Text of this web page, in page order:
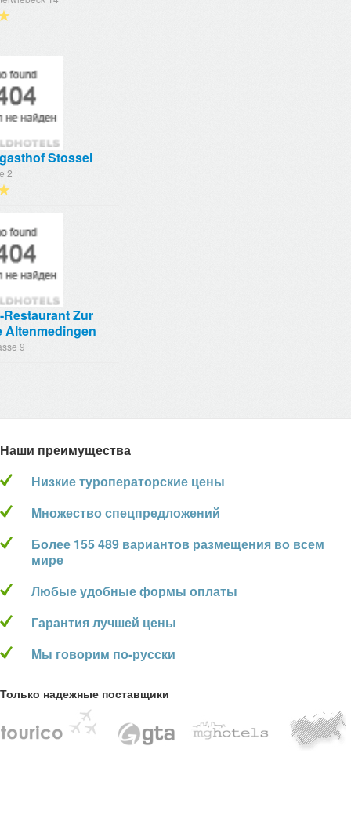
Stossel
2
Restaurant Zur
Altenmedingen
9
Наши преимущества
Низкие туроператорские цены
Множество спецпредложений
Более 155 489 вариантов размещения во всем
мире
Любые удобные формы оплаты
Гарантия лучшей цены
Мы говорим по-русски
Только надежные поставщики